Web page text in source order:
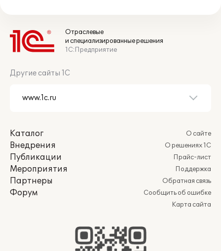
Отраслевые
и специализированные решения
1С:Предприятие
Другие сайты 1С
Каталог
Внедрения
Публикации
Мероприятия
Партнеры
Форум
О сайте
О решениях 1С
Прайс-лист
Поддержка
Обратная связь
Сообщить об ошибке
Карта сайта